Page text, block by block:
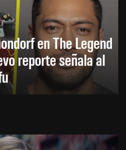
en The Legend
reporte señala al